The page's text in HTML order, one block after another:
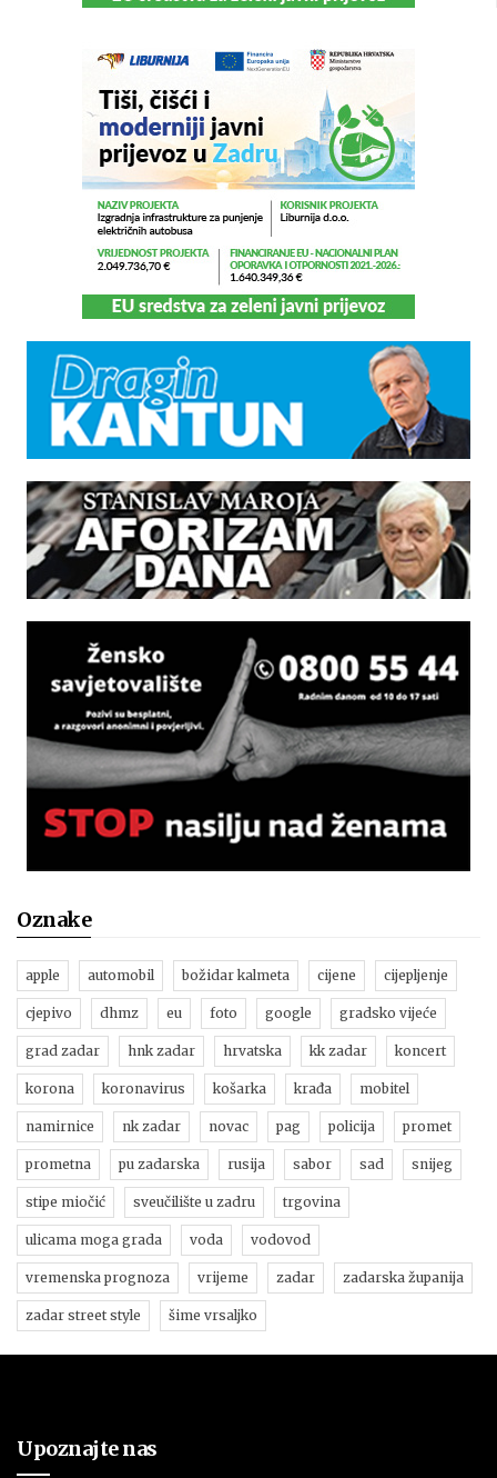
Oznake
apple automobil božidar kalmeta cijene cijepljenje
cjepivo dhmz eu foto google gradsko vijeće
grad zadar hnk zadar hrvatska kk zadar koncert
korona koronavirus košarka krađa mobitel
namirnice nk zadar novac pag policija promet
prometna pu zadarska rusija sabor sad snijeg
stipe miočić sveučilište u zadru trgovina
ulicama moga grada voda vodovod
vremenska prognoza vrijeme zadar zadarska županija
zadar street style šime vrsaljko
Upoznajte nas